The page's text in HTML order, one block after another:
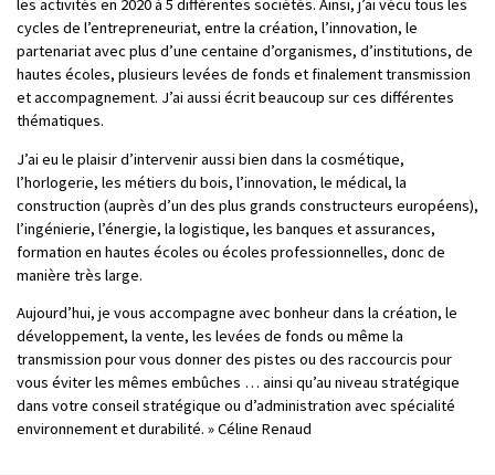
les activités en 2020 à 5 différentes sociétés. Ainsi, j’ai vécu tous les
cycles de l’entrepreneuriat, entre la création, l’innovation, le
partenariat avec plus d’une centaine d’organismes, d’institutions, de
hautes écoles, plusieurs levées de fonds et finalement transmission
et accompagnement. J’ai aussi écrit beaucoup sur ces différentes
thématiques.
J’ai eu le plaisir d’intervenir aussi bien dans la cosmétique,
l’horlogerie, les métiers du bois, l’innovation, le médical, la
construction (auprès d’un des plus grands constructeurs européens),
l’ingénierie, l’énergie, la logistique, les banques et assurances,
formation en hautes écoles ou écoles professionnelles, donc de
manière très large.
Aujourd’hui, je vous accompagne avec bonheur dans la création, le
développement, la vente, les levées de fonds ou même la
transmission pour vous donner des pistes ou des raccourcis pour
vous éviter les mêmes embûches … ainsi qu’au niveau stratégique
dans votre conseil stratégique ou d’administration avec spécialité
environnement et durabilité. » Céline Renaud